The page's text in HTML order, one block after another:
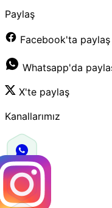
Paylaş
Facebook'ta paylaş
Whatsapp'da
X'te paylaş
Kanallarımız